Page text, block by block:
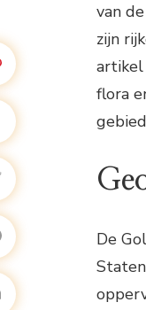
van
zijn
artikel
flora
De